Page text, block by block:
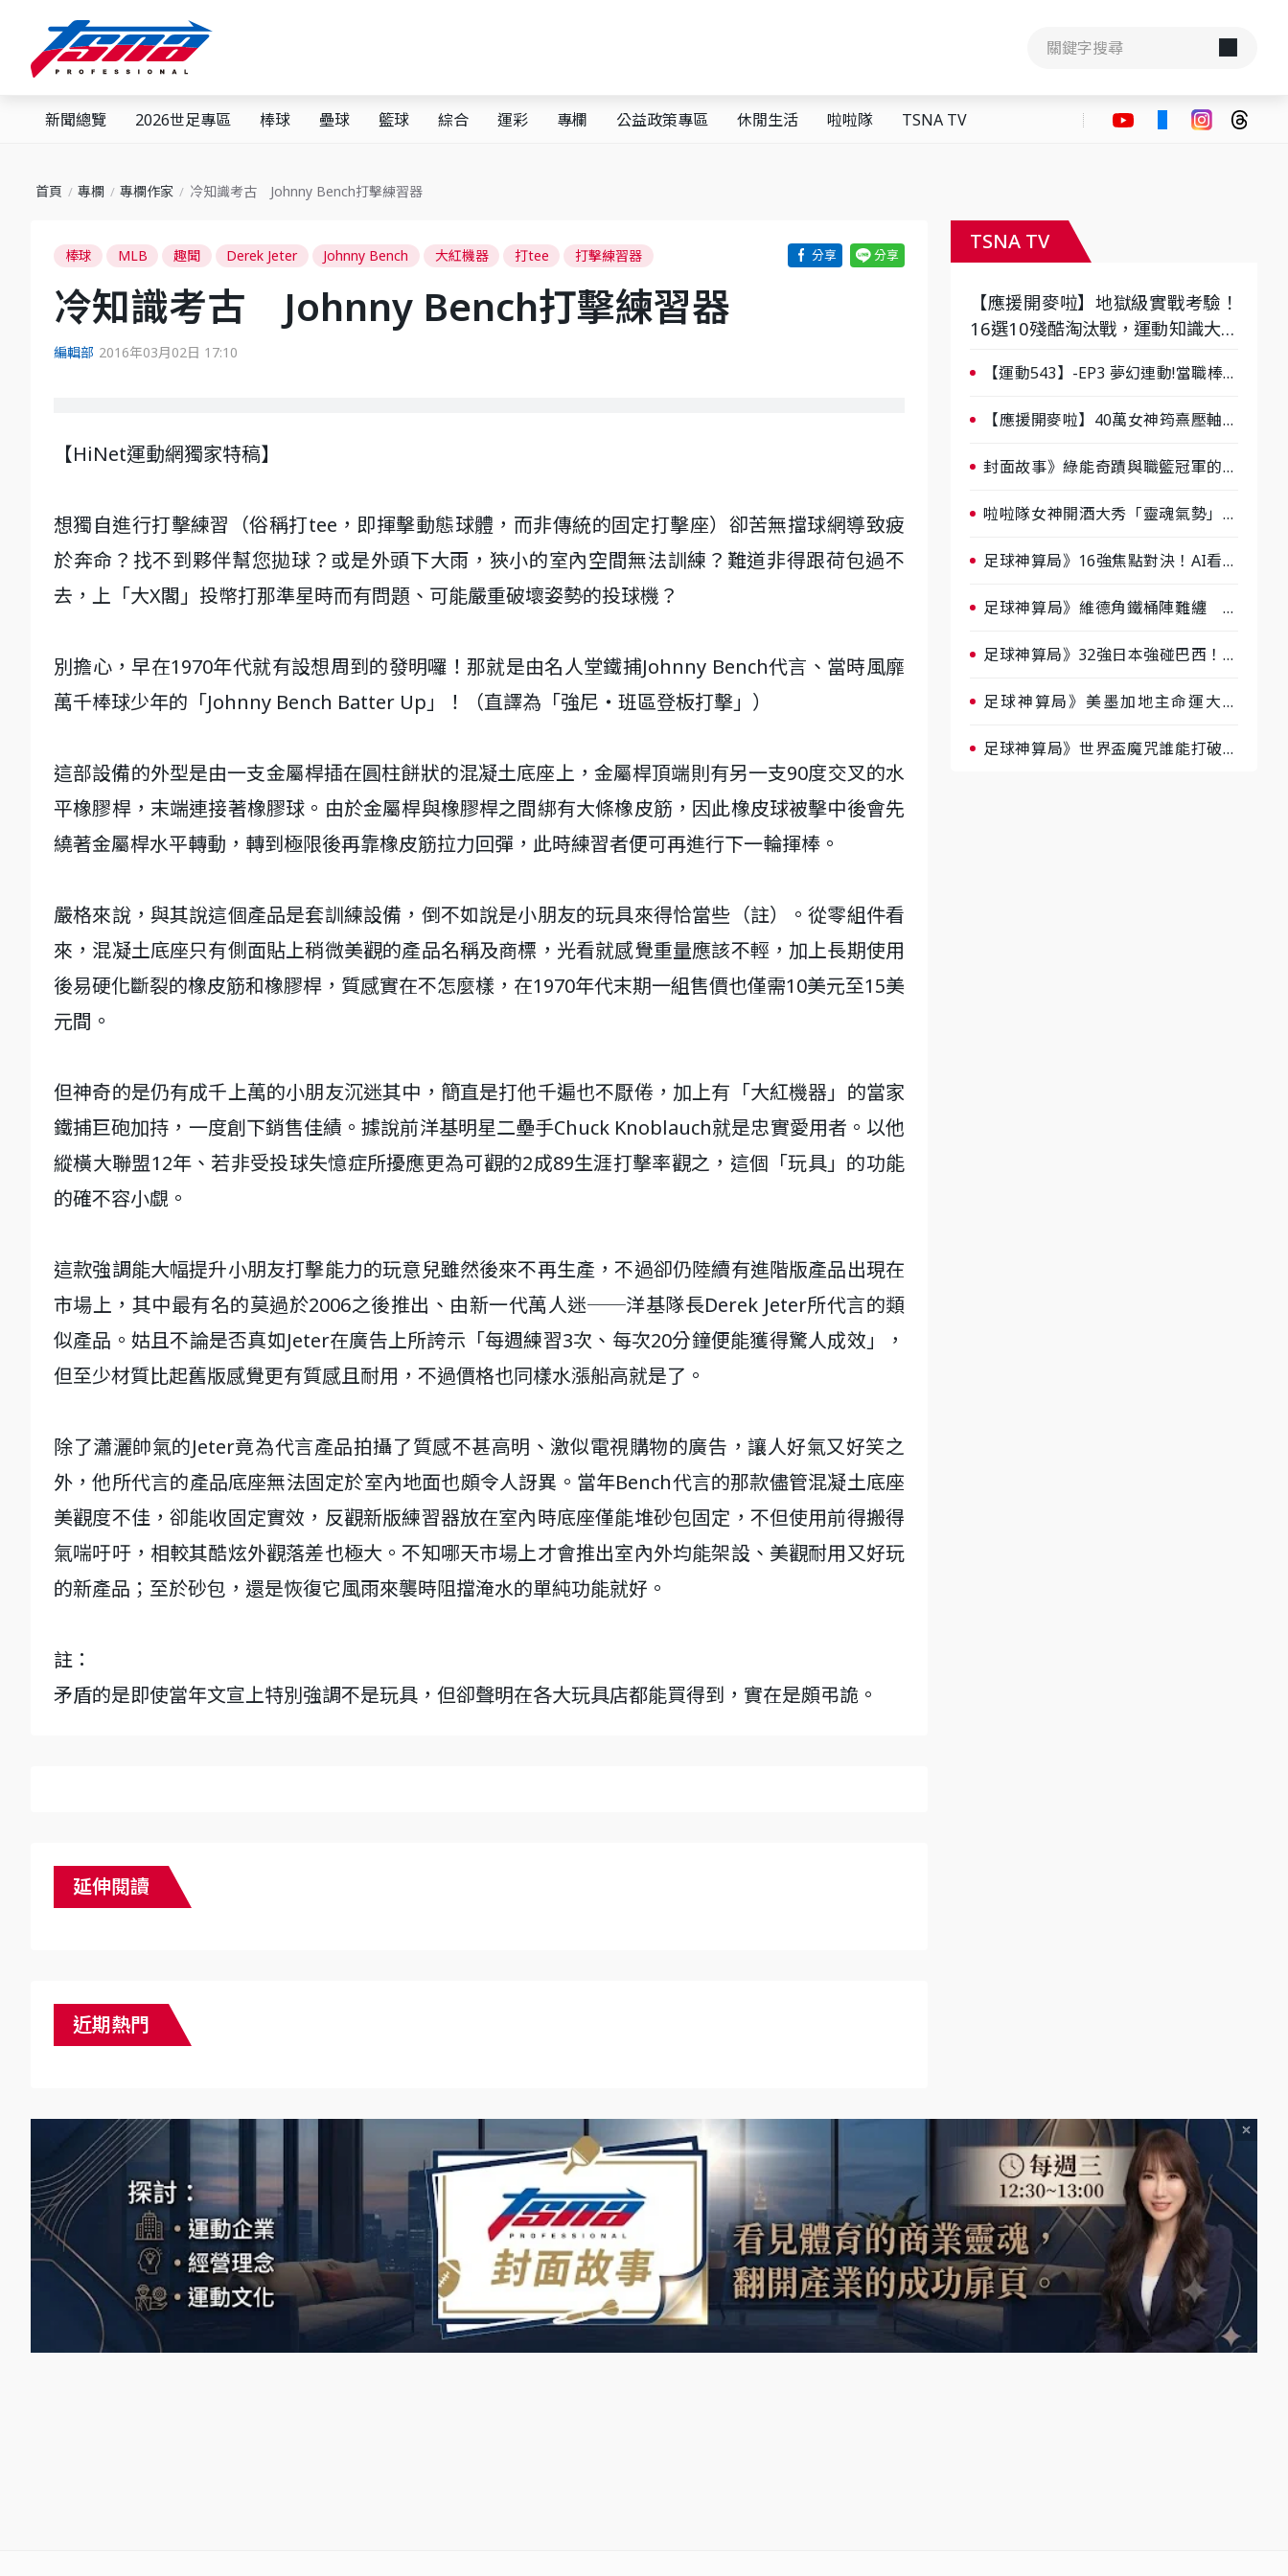
新聞總覽 2026世足專區 棒球 壘球 籃球 綜合 運彩 專欄 公益政策專區 休閒生活 啦啦隊 TSNA TV
首頁 專欄 專欄作家 冷知識考古 Johnny Bench打擊練習器
棒球 MLB 趣聞 Derek Jeter Johnny Bench 大紅機器 打tee 打擊練習器
冷知識考古 Johnny Bench打擊練習器
編輯部 2016年03月02日 17:10
【HiNet運動網獨家特稿】
想獨自進行打擊練習（俗稱打tee，即揮擊動態球體，而非傳統的固定打擊座）卻苦無擋球網導致疲
於奔命？找不到夥伴幫您拋球？或是外頭下大雨，狹小的室內空間無法訓練？難道非得跟荷包過不
去，上「大X閣」投幣打那準星時而有問題、可能嚴重破壞姿勢的投球機？
別擔心，早在1970年代就有設想周到的發明囉！那就是由名人堂鐵捕Johnny Bench代言、當時風靡
萬千棒球少年的「Johnny Bench Batter Up」！（直譯為「強尼‧班區登板打擊」）
這部設備的外型是由一支金屬桿插在圓柱餅狀的混凝土底座上，金屬桿頂端則有另一支90度交叉的水
平橡膠桿，末端連接著橡膠球。由於金屬桿與橡膠桿之間綁有大條橡皮筋，因此橡皮球被擊中後會先
繞著金屬桿水平轉動，轉到極限後再靠橡皮筋拉力回彈，此時練習者便可再進行下一輪揮棒。
嚴格來說，與其說這個產品是套訓練設備，倒不如說是小朋友的玩具來得恰當些（註）。從零組件看
來，混凝土底座只有側面貼上稍微美觀的產品名稱及商標，光看就感覺重量應該不輕，加上長期使用
後易硬化斷裂的橡皮筋和橡膠桿，質感實在不怎麼樣，在1970年代末期一組售價也僅需10美元至15美
元間。
但神奇的是仍有成千上萬的小朋友沉迷其中，簡直是打他千遍也不厭倦，加上有「大紅機器」的當家
鐵捕巨砲加持，一度創下銷售佳績。據說前洋基明星二壘手Chuck Knoblauch就是忠實愛用者。以他
縱橫大聯盟12年、若非受投球失憶症所擾應更為可觀的2成89生涯打擊率觀之，這個「玩具」的功能
的確不容小覷。
這款強調能大幅提升小朋友打擊能力的玩意兒雖然後來不再生產，不過卻仍陸續有進階版產品出現在
市場上，其中最有名的莫過於2006之後推出、由新一代萬人迷──洋基隊長Derek Jeter所代言的類
似產品。姑且不論是否真如Jeter在廣告上所誇示「每週練習3次、每次20分鐘便能獲得驚人成效」，
但至少材質比起舊版感覺更有質感且耐用，不過價格也同樣水漲船高就是了。
除了瀟灑帥氣的Jeter竟為代言產品拍攝了質感不甚高明、激似電視購物的廣告，讓人好氣又好笑之
外，他所代言的產品底座無法固定於室內地面也頗令人訝異。當年Bench代言的那款儘管混凝土底座
美觀度不佳，卻能收固定實效，反觀新版練習器放在室內時底座僅能堆砂包固定，不但使用前得搬得
氣喘吁吁，相較其酷炫外觀落差也極大。不知哪天市場上才會推出室內外均能架設、美觀耐用又好玩
的新產品；至於砂包，還是恢復它風雨來襲時阻擋淹水的單純功能就好。
註：
矛盾的是即使當年文宣上特別強調不是玩具，但卻聲明在各大玩具店都能買得到，實在是頗弔詭。
延伸閱讀
近期熱門
TSNA TV
【應援開麥啦】地獄級實戰考驗！
16選10殘酷淘汰戰，運動知識大會
【運動543】-EP3 夢幻連動!當職棒傳
【應援開麥啦】40萬女神筠熹壓軸！
比一個會-ep2
封面故事》綠能奇蹟與職籃冠軍的背
事》大談「心酸創業學」
啦啦隊女神開酒大秀「靈魂氣勢」！
大過招
足球神算局》16強焦點對決！AI看好
足球神算局》維德角鐵桶陣難纏 阿
足球神算局》32強日本強碰巴西！AI
爆冷
足球神算局》美墨加地主命運大解
足球神算局》世界盃魔咒誰能打破？